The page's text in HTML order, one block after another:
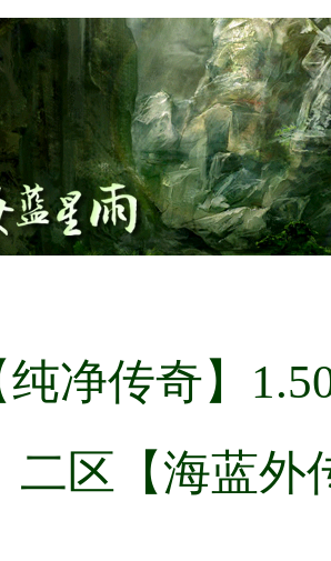
净传奇】
二区【海蓝外